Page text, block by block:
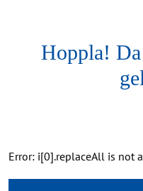
Hoppla!
Error: i[0].replaceAll is not